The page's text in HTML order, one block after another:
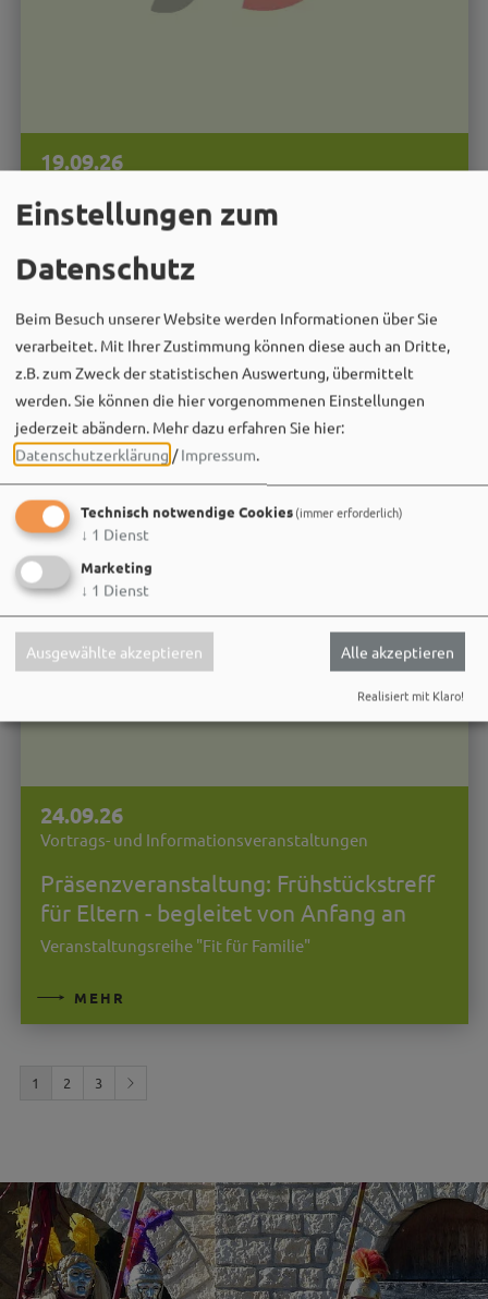
19.09.26
Mitmach Konzert für kleine Musikfans
MEHR
24.09.26
Vortrags- und Informationsveranstaltungen
Präsenzveranstaltung: Frühstückstreff
für Eltern - begleitet von Anfang an
Veranstaltungsreihe "Fit für Familie"
MEHR
1 2 3
Einstellungen zum
Datenschutz
Beim Besuch unserer Website werden Informationen über Sie
verarbeitet. Mit Ihrer Zustimmung können diese auch an Dritte,
z.B. zum Zweck der statistischen Auswertung, übermittelt
werden. Sie können die hier vorgenommenen Einstellungen
jederzeit abändern. Mehr dazu erfahren Sie hier:
Datenschutzerklärung /Impressum.
Technisch notwendige Cookies(immer erforderlich)
↓ 1 Dienst
Marketing
↓ 1 Dienst
Ausgewählte akzeptieren Alle akzeptieren
Realisiert mit Klaro!